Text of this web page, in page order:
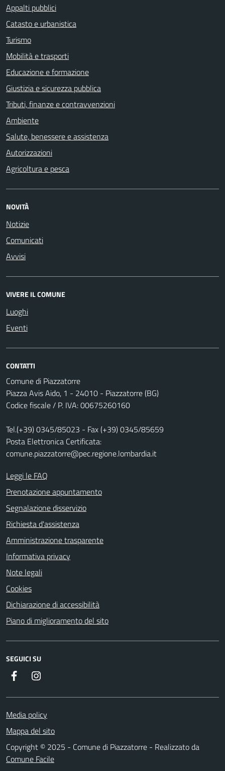
Appalti pubblici
Catasto e urbanistica
Turismo
Mobilità e trasporti
Educazione e formazione
Giustizia e sicurezza pubblica
Tributi, finanze e contravvenzioni
Ambiente
Salute, benessere e assistenza
Autorizzazioni
Agricoltura e pesca
NOVITÀ
Notizie
Comunicati
Avvisi
VIVERE IL COMUNE
Luoghi
Eventi
CONTATTI
Comune di Piazzatorre
Piazza Avis Aido, 1 - 24010 - Piazzatorre (BG)
Codice fiscale / P. IVA: 00675260160
Tel.(+39) 0345/85023 - Fax (+39) 0345/85659
Posta Elettronica Certificata:
comune.piazzatorre@pec.regione.lombardia.it
Leggi le FAQ
Prenotazione appuntamento
Segnalazione disservizio
Richiesta d'assistenza
Amministrazione trasparente
Informativa privacy
Note legali
Cookies
Dichiarazione di accessibilità
Piano di miglioramento del sito
SEGUICI SU
Facebook
Media policy
Mappa del sito
Copyright © 2025 - Comune di Piazzatorre - Realizzato da
Comune Facile